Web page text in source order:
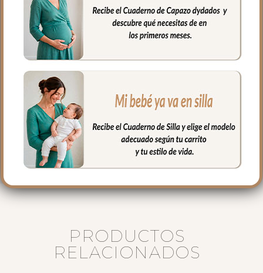
usando el ojal central en la parte de atrás
del guante.
El tejido exterior en tejido polipiel bordada;
una polipiel sintética muy suave y
agradable.
El tejido del, interior puedes elegir en
piqué de algodón o en pelo corto liso.
Puedes lavar a mano o en lavadora,
siempre agua fría, jabones no abrasivos y
secado al natural.
PRODUCTOS
RELACIONADOS